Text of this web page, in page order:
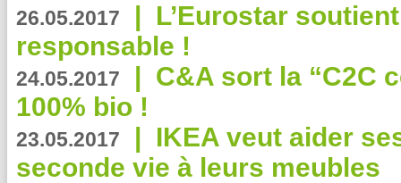
26.05.2017 | L’Eurostar
responsable !
24.05.2017 | C&A sort la “C2C
100% bio !
23.05.2017 | IKEA veut aider
seconde vie à leurs meubles